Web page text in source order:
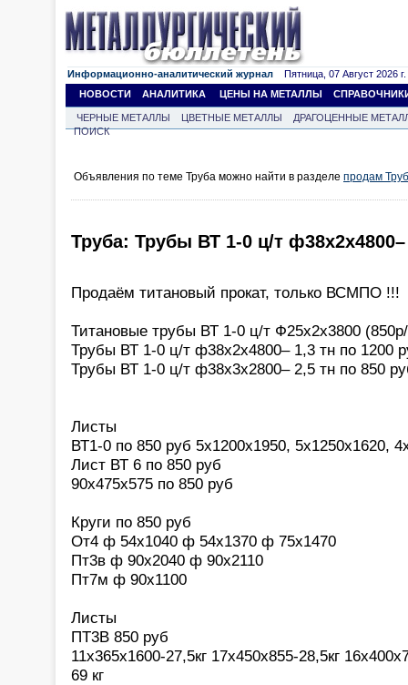
Информационно-аналитический журнал Пятница, 07 Август 2026 г.
НОВОСТИ
АНАЛИТИКА ЦЕНЫ НА МЕТАЛЛЫ
ЧЕРНЫЕ МЕТАЛЛЫ ЦВЕТНЫЕ МЕТАЛЛЫ
ДРАГОЦЕННЫЕ
ПОИСК
Объявления по теме Труба можно найти в разделе продам
Труба: Трубы ВТ 1-0 ц/т ф38х2х4800–
Продаём титановый прокат, только ВСМПО !!!
Титановые трубы ВТ 1-0 ц/т Ф25х2х3800 (850р/
Трубы ВТ 1-0 ц/т ф38х2х4800– 1,3 тн по 1200
Трубы ВТ 1-0 ц/т ф38х3х2800– 2,5 тн по 850
Листы
ВТ1-0 по 850 руб 5х1200х1950, 5х1250х1620,
Лист ВТ 6 по 850 руб
90х475х575 по 850 руб
Круги по 850 руб
От4 ф 54х1040 ф 54х1370 ф 75х1470
Пт3в ф 90х2040 ф 90х2110
Пт7м ф 90х1100
Листы
ПТ3В 850 руб
11х365х1600-27,5кг 17х450х855-28,5кг
69 кг